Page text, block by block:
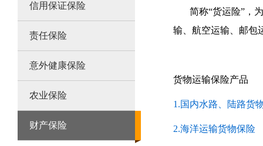
公司证照
信用保证保险
责任保险
意外健康保险
农业保险
财产保险
简称“货运险”，为
输、航空运输、邮包
货物运输保险产品
1 .国内水路、陆路货
2.海洋运输货物保险